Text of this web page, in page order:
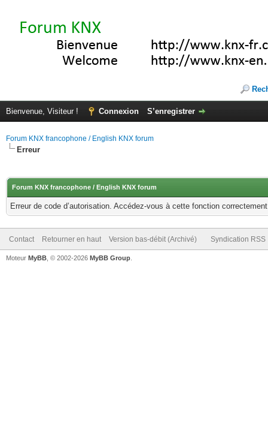
Bienvenue, Visiteur ! Connexion S’enregistrer
Forum KNX francophone / English KNX forum
Erreur
Forum KNX francophone / English KNX forum
Erreur de code d’autorisation. Accédez-vous à cette fonction
Contact Retourner en haut Version bas-débit (Archivé) Syndication RSS
Moteur MyBB , © 2002-2026 MyBB Group